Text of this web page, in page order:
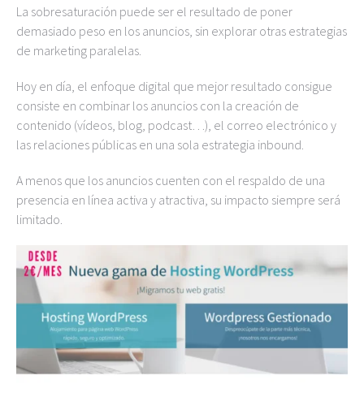
La sobresaturación puede ser el resultado de poner
demasiado peso en los anuncios, sin explorar otras estrategias
de marketing paralelas.
Hoy en día, el enfoque digital que mejor resultado consigue
consiste en combinar los anuncios con la creación de
contenido (vídeos, blog, podcast…), el correo electrónico y
las relaciones públicas en una sola estrategia inbound.
A menos que los anuncios cuenten con el respaldo de una
presencia en línea activa y atractiva, su impacto siempre será
limitado.